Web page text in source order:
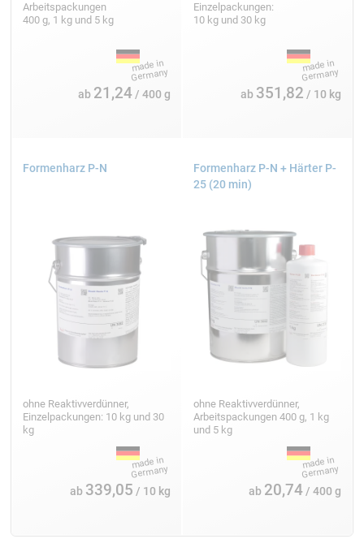
Arbeitspackungen
400 g, 1 kg und 5 kg
ab 21,24/ 400 g
Einzelpackungen:
10 kg und 30 kg
ab 351,82 / 10 kg
Formenharz P-N
ohne Reaktivverdünner,
Einzelpackungen: 10 kg und 30
kg
ab 339,05 / 10 kg
Formenharz P-N + Härter P-
25 (20 min)
ohne Reaktivverdünner,
Arbeitspackungen 400 g, 1 kg
und 5 kg
ab 20,74/ 400 g